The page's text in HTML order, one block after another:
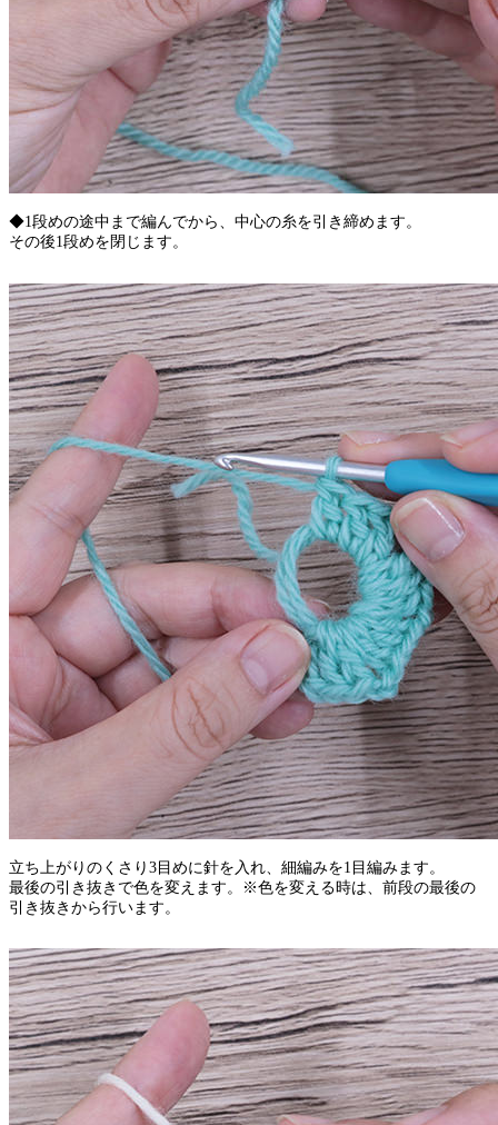
◆1段めの途中まで編んでから、中心の糸を引き締めます。
その後1段めを閉じます。
立ち上がりのくさり3目めに針を入れ、細編みを1目編みます。
最後の引き抜きで色を変えます。※色を変える時は、前段の最後の
引き抜きから行います。